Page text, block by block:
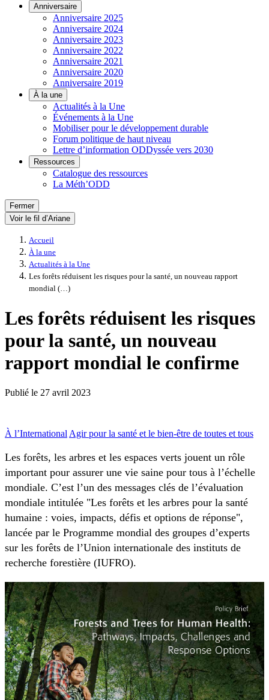
Anniversaire
Anniversaire 2025
Anniversaire 2024
Anniversaire 2023
Anniversaire 2022
Anniversaire 2021
Anniversaire 2020
Anniversaire 2019
À la une
Actualités à la Une
Événements à la Une
Mobiliser pour le développement durable
Forum politique de haut niveau
Lettre d’information ODDyssée vers 2030
Ressources
Catalogue des ressources
La Méth’ODD
Fermer
Voir le fil d’Ariane
Accueil
À la une
Actualités à la Une
Les forêts réduisent les risques pour la santé, un nouveau rapport
mondial (…)
Les forêts réduisent les risques
pour la santé, un nouveau
rapport mondial le confirme
Publié le 27 avril 2023
À l’International Agir pour la santé et le bien-être de toutes et tous
Les forêts, les arbres et les espaces verts jouent un rôle
important pour assurer une vie saine pour tous à l’échelle
mondiale. C’est l’un des messages clés de l’évaluation
mondiale intitulée "Les forêts et les arbres pour la santé
humaine : voies, impacts, défis et options de réponse",
lancée par le Programme mondial des groupes d’experts
sur les forêts de l’Union internationale des instituts de
recherche forestière (IUFRO).